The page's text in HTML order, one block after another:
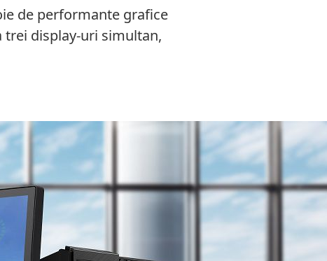
de performante grafice
display-uri simultan,